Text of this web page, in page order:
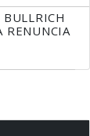
RENUNCIA